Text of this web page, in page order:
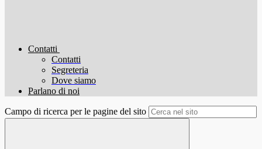
Contatti
Contatti
Segreteria
Dove siamo
Parlano di noi
Campo di ricerca per le pagine del sito